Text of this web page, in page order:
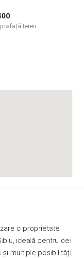
teren
o proprietate
ideală pentru cei
multiple posibilități